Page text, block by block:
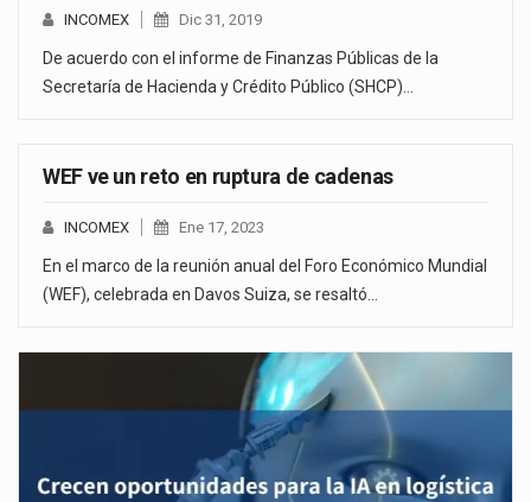
INCOMEX Dic 31, 2019
De acuerdo con el informe de Finanzas Públicas de la
Secretaría de Hacienda y Crédito Público (SHCP)…
WEF ve un reto en ruptura de cadenas
INCOMEX Ene 17, 2023
En el marco de la reunión anual del Foro Económico Mundial
(WEF), celebrada en Davos Suiza, se resaltó…